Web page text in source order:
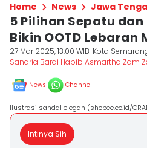
Home News Jawa
5 Pilihan Sepatu
Bikin OOTD Lebaran
27 Mar 2025, 13:00 WIB Kota
Sandria Barqi Habib Asmartha Zam
News Channel
Ilustrasi sandal elegan (shopee.co.id/
Intinya Sih